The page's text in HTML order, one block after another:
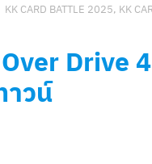
KK CARD BATTLE 2025, KK
Drive
วน์